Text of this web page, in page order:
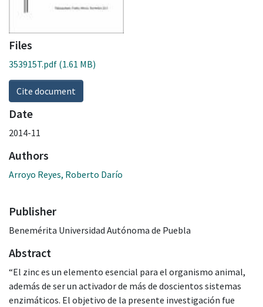
Files
353915T.pdf (1.61 MB)
Cite document
Date
2014-11
Authors
Arroyo Reyes, Roberto Darío
Publisher
Benemérita Universidad Autónoma de Puebla
Abstract
“El zinc es un elemento esencial para el organismo animal,
además de ser un activador de más de doscientos sistemas
enzimáticos. El objetivo de la presente investigación fue